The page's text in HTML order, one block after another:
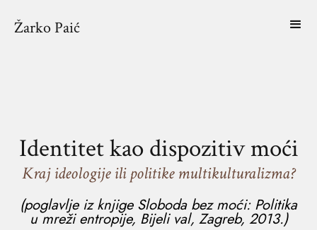
Žarko Paić
Identitet kao dispozitiv moći
Kraj ideologije ili politike multikulturalizma?
(poglavlje iz knjige Sloboda bez moći: Politika
u mreži entropije, Bijeli val, Zagreb, 2013.)